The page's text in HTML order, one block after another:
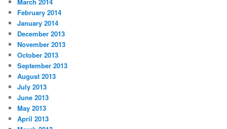
February 2014
January 2014
December 2013
November 2013
October 2013
September 2013
August 2013
July 2013
June 2013
May 2013
April 2013